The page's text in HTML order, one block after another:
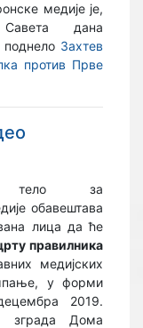
медије је,
дана
Захтев
против Прве
тело за
обавештава
лица да ће
правилника
медијских
у форми
2019.
зграда Дома